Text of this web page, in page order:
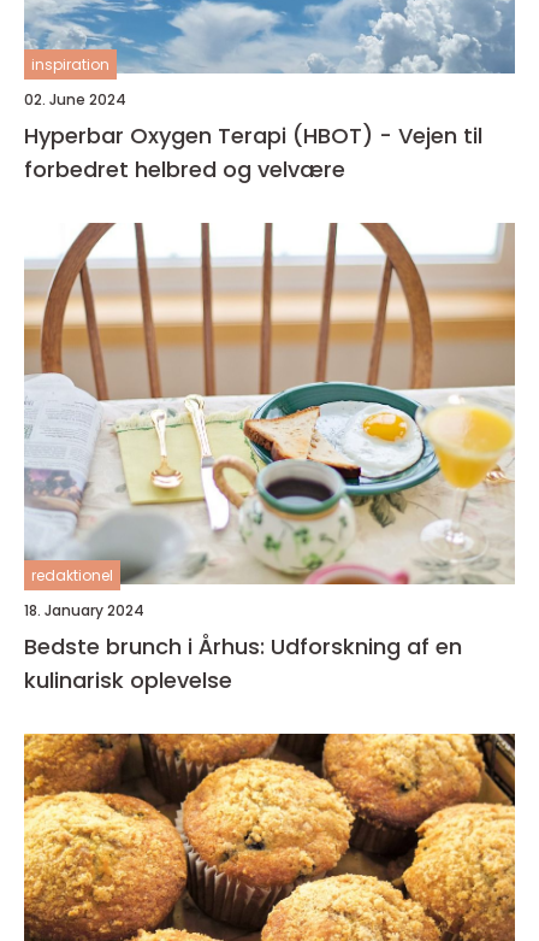
inspiration
02. June 2024
Hyperbar Oxygen Terapi (HBOT) - Vejen til
forbedret helbred og velvære
redaktionel
18. January 2024
Bedste brunch i Århus: Udforskning af en
kulinarisk oplevelse